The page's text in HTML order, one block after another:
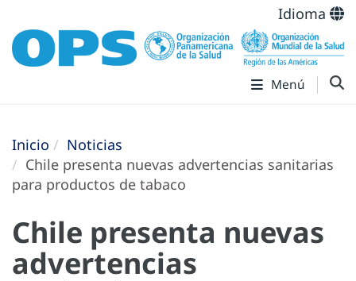
Idioma
Menú
Inicio
Noticias
Chile presenta nuevas advertencias sanitarias
para productos de tabaco
Chile presenta nuevas
advertencias